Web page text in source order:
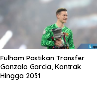
Fulham Pastikan Transfer
Gonzalo Garcia, Kontrak
Hingga 2031